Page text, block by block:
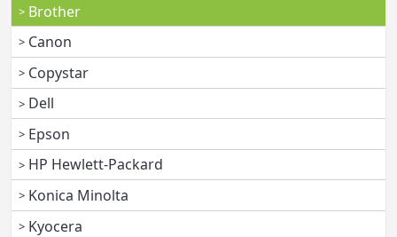
Brother
Canon
Copystar
Dell
Epson
HP Hewlett-Packard
Konica Minolta
Kyocera